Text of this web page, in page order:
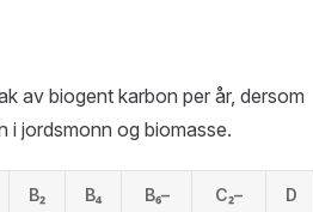
av biogent karbon per år, dersom
i jordsmonn og biomasse.
B₂ B₄
B₆–
C₂–
D